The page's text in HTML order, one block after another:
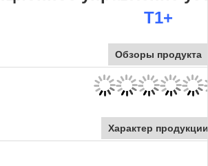
Т1+
Обзоры продукта
Характер продукции